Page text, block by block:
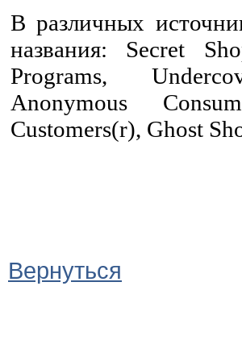
В различных
названия: Secret
Programs,
Anonymous
Customers(r), Ghost
Вернуться